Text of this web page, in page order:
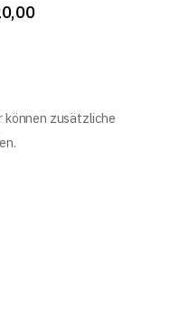
können zusätzliche